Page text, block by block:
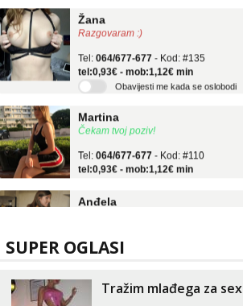
Razgovaram :)
tel:0,93€ - mob:1,12€ min
Obavijesti me kada se oslobodi
Čekam tvoj poziv!
tel:0,93€ - mob:1,12€ min
Čekam tvoj poziv!
tel:0,93€ - mob:1,12€ min
Razgovaram :)
SUPER OGLASI
Tražim mlađega za sex